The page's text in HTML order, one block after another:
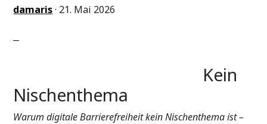
damaris· 21. Mai 2026
Kein
Nischenthema
Warum digitale Barrierefreiheit kein Nischenthema ist –